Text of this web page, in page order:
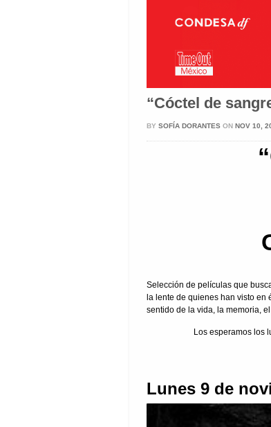
“Cóctel de
BY SOFÍA DORANTES ON NOV 10,
Selección de películas que
la lente de quienes han visto en
sentido de la vida, la memoria,
Los esperamos los
Lunes 9 de